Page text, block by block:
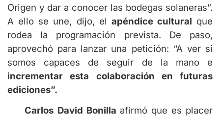
Origen y dar a conocer las bodegas solaneras”.
A ello se une, dijo, el apéndice cultural que
rodea la programación prevista. De paso,
aprovechó para lanzar una petición: “A ver si
somos capaces de seguir de la mano e
incrementar esta colaboración en futuras
ediciones”.
Carlos David Bonilla afirmó que es placer